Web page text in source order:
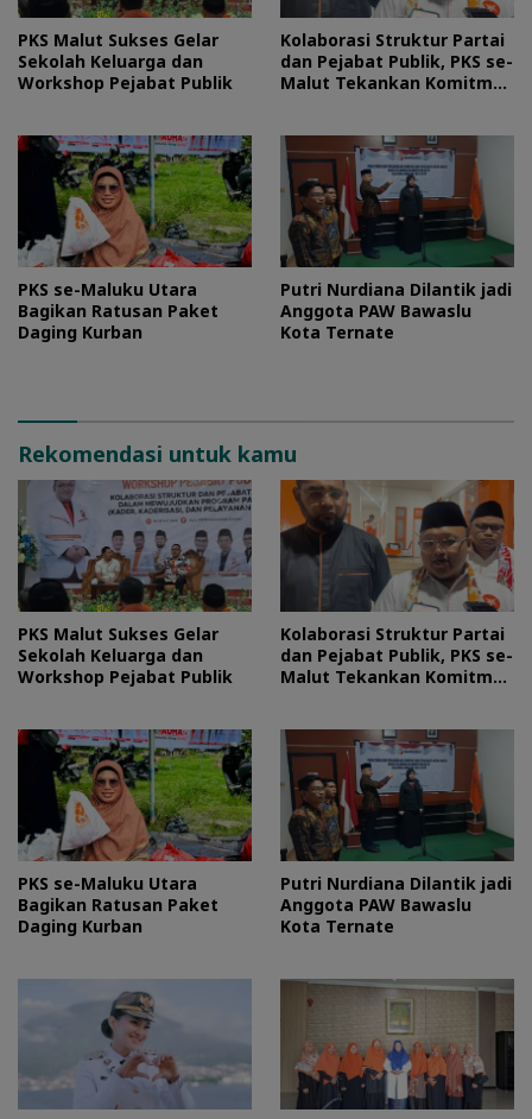
PKS Malut Sukses Gelar
Sekolah Keluarga dan
Workshop Pejabat Publik
Kolaborasi Struktur Partai
dan Pejabat Publik, PKS se-
Malut Tekankan Komitmen
PKS se-Maluku Utara
Bagikan Ratusan Paket
Daging Kurban
Putri Nurdiana Dilantik jadi
Anggota PAW Bawaslu
Kota Ternate
Rekomendasi untuk kamu
PKS Malut Sukses Gelar
Sekolah Keluarga dan
Workshop Pejabat Publik
Kolaborasi Struktur Partai
dan Pejabat Publik, PKS se-
Malut Tekankan Komitmen
PKS se-Maluku Utara
Bagikan Ratusan Paket
Daging Kurban
Putri Nurdiana Dilantik jadi
Anggota PAW Bawaslu
Kota Ternate